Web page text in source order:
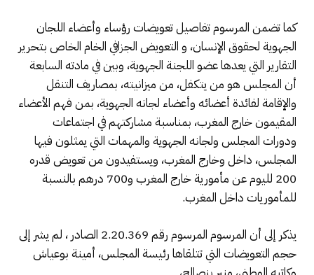
كما تضمن المرسوم تفاصيل تعويضات رؤساء وأعضاء اللجان
الجهوية لحقوق الإنسان، و التعويض الجزافي الخام الخاص بتحرير
التقارير التي يعدها عضو اللجنة الجهوية، وبين في مادته السابعة
أن المجلس هو من يتكفل، من ميزانيته، بمصاريف التنقل
والإقامة لفائدة أعضائه وأعضاء لجانه الجهوية، بمن فهم الأعضاء
المقيمون خارج المغرب، بمناسبة مشاركتهم في اجتماعات
ودورات المجلس ولجانه الجهوية والمهمات التي يمثلون فيها
المجلس، داخل وخارج المغرب، ويستفيدون من تعويض قدره
200 لليوم عن مأمورية خارج المغرب و700 درهم بالنسبة
للمأموريات داخل المغرب.
يذكر إلى أن المرسوم المرسوم رقم 2.20.369 الصادر ، لم يشر إلى
حجم التعويضات التي تتلقاها رئيسة المجلس، أمينة بوعياش